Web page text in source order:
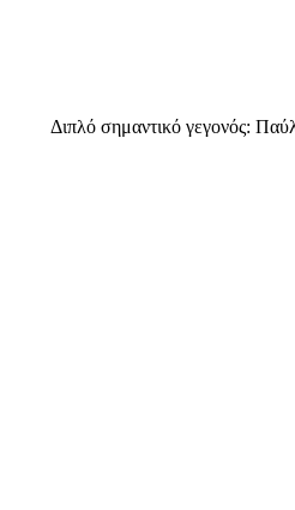
Διπλό σημαντικό γεγονός: